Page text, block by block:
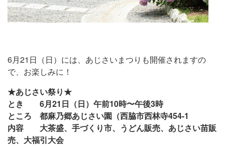
6月21日（日）には、あじさいまつりも開催されますの
で、お楽しみに！
★あじさい祭り★
とき 6月21日（日）午前10時〜午後3時
ところ 都麻乃郷あじさい園（西脇市西林寺454-1
内容 大茶盛、手づくり市、うどん販売、あじさい苗販
売、大福引大会